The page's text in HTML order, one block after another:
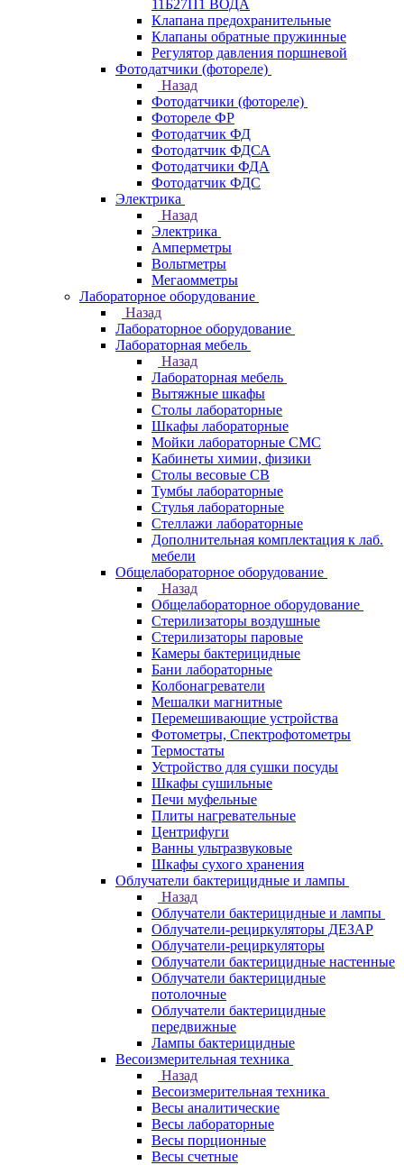
11Б27П1 ВОДА
Клапана предохранительные
Клапаны обратные пружинные
Регулятор давления поршневой
Фотодатчики (фотореле)
Назад
Фотодатчики (фотореле)
Фотореле ФР
Фотодатчик ФД
Фотодатчик ФДСА
Фотодатчики ФДА
Фотодатчик ФДС
Электрика
Назад
Электрика
Амперметры
Вольтметры
Мегаомметры
Лабораторное оборудование
Назад
Лабораторное оборудование
Лабораторная мебель
Назад
Лабораторная мебель
Вытяжные шкафы
Столы лабораторные
Шкафы лабораторные
Мойки лабораторные СМС
Кабинеты химии, физики
Столы весовые СВ
Тумбы лабораторные
Стулья лабораторные
Стеллажи лабораторные
Дополнительная комплектация к лаб.
мебели
Общелабораторное оборудование
Назад
Общелабораторное оборудование
Стерилизаторы воздушные
Стерилизаторы паровые
Камеры бактерицидные
Бани лабораторные
Колбонагреватели
Мешалки магнитные
Перемешивающие устройства
Фотометры, Спектрофотометры
Термостаты
Устройство для сушки посуды
Шкафы сушильные
Печи муфельные
Плиты нагревательные
Центрифуги
Ванны ультразвуковые
Шкафы сухого хранения
Облучатели бактерицидные и лампы
Назад
Облучатели бактерицидные и лампы
Облучатели-рециркуляторы ДЕЗАР
Облучатели-рециркуляторы
Облучатели бактерицидные настенные
Облучатели бактерицидные
потолочные
Облучатели бактерицидные
передвижные
Лампы бактерицидные
Весоизмерительная техника
Назад
Весоизмерительная техника
Весы аналитические
Весы лабораторные
Весы порционные
Весы счетные